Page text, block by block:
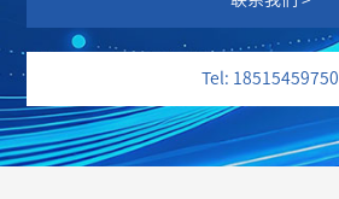
Tel: 18515459750